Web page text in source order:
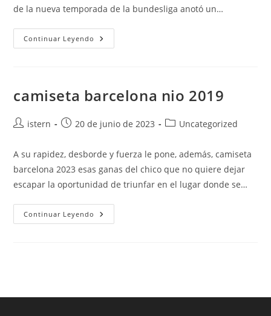
de la nueva temporada de la bundesliga anotó un…
Continuar Leyendo Camiseta
Bara
camiseta barcelona nio 2019
Autor
la
entrada:
istern
Publicación
entrada:
20 de junio de 2023
Categoría
entrada:
Uncategorized
A su rapidez, desborde y fuerza le pone, además, camiseta
barcelona 2023 esas ganas del chico que no quiere dejar
escapar la oportunidad de triunfar en el lugar donde se…
Continuar Leyendo Camiseta
Barcelona